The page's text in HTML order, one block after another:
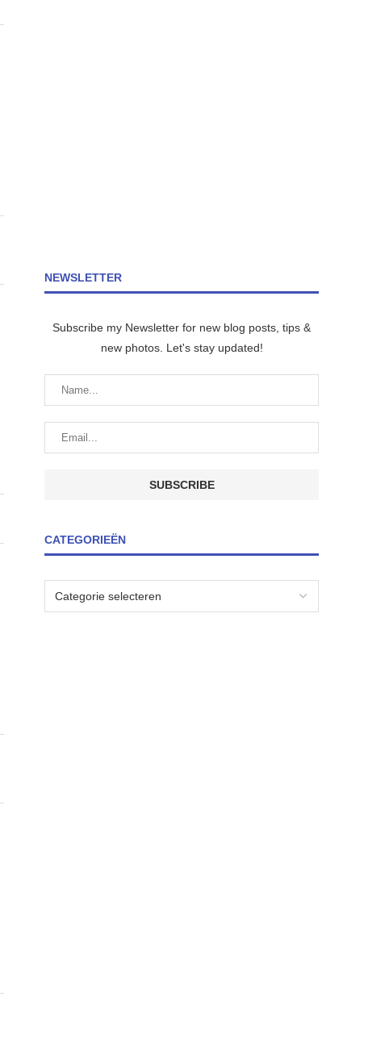
NEWSLETTER
Subscribe my Newsletter for new blog posts, tips &
new photos. Let's stay updated!
CATEGORIEËN